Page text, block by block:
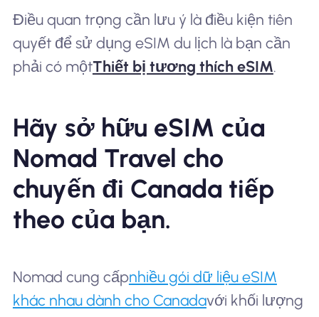
Điều quan trọng cần lưu ý là điều kiện tiên
quyết để sử dụng eSIM du lịch là bạn cần
phải có mộtThiết bị tương thích eSIM.
Hãy sở hữu eSIM của
Nomad Travel cho
chuyến đi Canada tiếp
theo của bạn.
Nomad cung cấpnhiều gói dữ liệu eSIM
khác nhau dành cho Canadavới khối lượng